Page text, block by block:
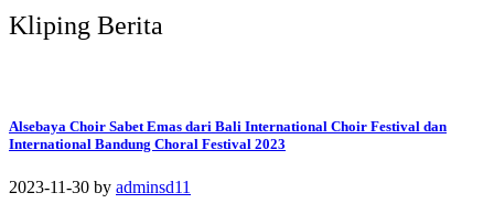
Kliping Berita
Alsebaya Choir Sabet Emas dari Bali International Choir Festival dan
International Bandung Choral Festival 2023
2023-11-30 by adminsd11